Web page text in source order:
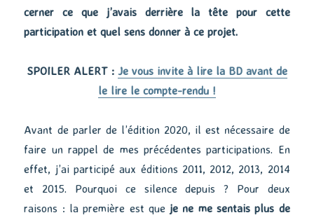
cerner ce que j’avais derrière la tête pour cette
participation et quel sens donner à ce projet.
SPOILER ALERT : Je vous invite à lire la BD avant de
le lire le compte-rendu !
Avant de parler de l’édition 2020, il est nécessaire de
faire un rappel de mes précédentes participations. En
effet, j’ai participé aux éditions 2011, 2012, 2013, 2014
et 2015. Pourquoi ce silence depuis ? Pour deux
raisons : la première est que je ne me sentais plus de